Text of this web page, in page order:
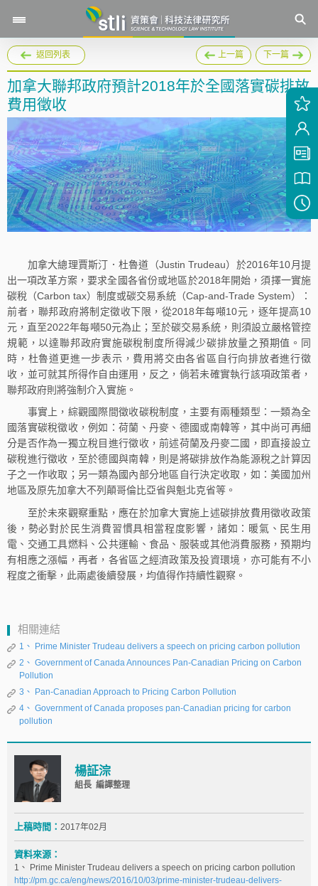
返回列表 上一篇 下一篇
加拿大聯邦政府預計2018年於全國落實碳排放
費用徵收
加拿大總理賈斯汀．杜魯道（Justin Trudeau）於2016年10月提
出一項改革方案，要求全國各省份或地區於2018年開始，須擇一實施
碳稅（Carbon tax）制度或碳交易系統（Cap-and-Trade System）：
前者，聯邦政府將制定徵收下限，從2018年每噸10元，逐年提高10
元，直至2022年每噸50元為止；至於碳交易系統，則須設立嚴格管控
規範，以達聯邦政府實施碳稅制度所得減少碳排放量之預期值。同
時，杜魯道更進一步表示，費用將交由各省區自行向排放者進行徵
收，並可就其所得作自由運用，反之，倘若未確實執行該項政策者，
聯邦政府則將強制介入實施。
事實上，綜觀國際間徵收碳稅制度，主要有兩種類型：一類為全
國落實碳稅徵收，例如：荷蘭、丹麥、德國或南韓等，其中尚可再細
分是否作為一獨立稅目進行徵收，前述荷蘭及丹麥二國，即直接設立
碳稅進行徵收，至於德國與南韓，則是將碳排放作為能源稅之計算因
子之一作收取；另一類為國內部分地區自行決定收取，如：美國加州
地區及原先加拿大不列顛哥倫比亞省與魁北克省等。
至於未來觀察重點，應在於加拿大實施上述碳排放費用徵收政策
後，勢必對於民生消費習慣具相當程度影響，諸如：暖氣、民生用
電、交通工具燃料、公共運輸、食品、服裝或其他消費服務，預期均
有相應之漲幅，再者，各省區之經濟政策及投資環境，亦可能有不小
程度之衝擊，此兩處後續發展，均值得作持續性觀察。
相關連結
1、 Prime Minister Trudeau delivers a speech on pricing carbon pollution
2、 Government of Canada Announces Pan-Canadian Pricing on Carbon
Pollution
3、 Pan-Canadian Approach to Pricing Carbon Pollution
4、 Government of Canada proposes pan-Canadian pricing for carbon
pollution
楊証淙
組長 編譯整理
上稿時間： 2017年02月
資料來源：
1、 Prime Minister Trudeau delivers a speech on pricing carbon pollution
http://pm.gc.ca/eng/news/2016/10/03/prime-minister-trudeau-delivers-